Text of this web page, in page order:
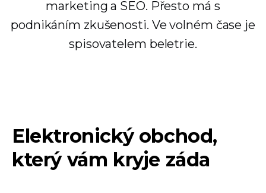
marketing a SEO. Přesto má s
podnikáním zkušenosti. Ve volném čase je
spisovatelem beletrie.
Elektronický obchod,
který vám kryje záda